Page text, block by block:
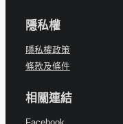
隱私權
隱私權政策
條款及條件
相關連結